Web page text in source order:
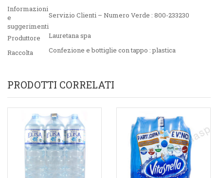
Informazioni
e
suggerimenti
Servizio Clienti – Numero Verde : 800-233230
Produttore
Lauretana spa
Raccolta
Confezione e bottiglie con tappo : plastica
PRODOTTI CORRELATI